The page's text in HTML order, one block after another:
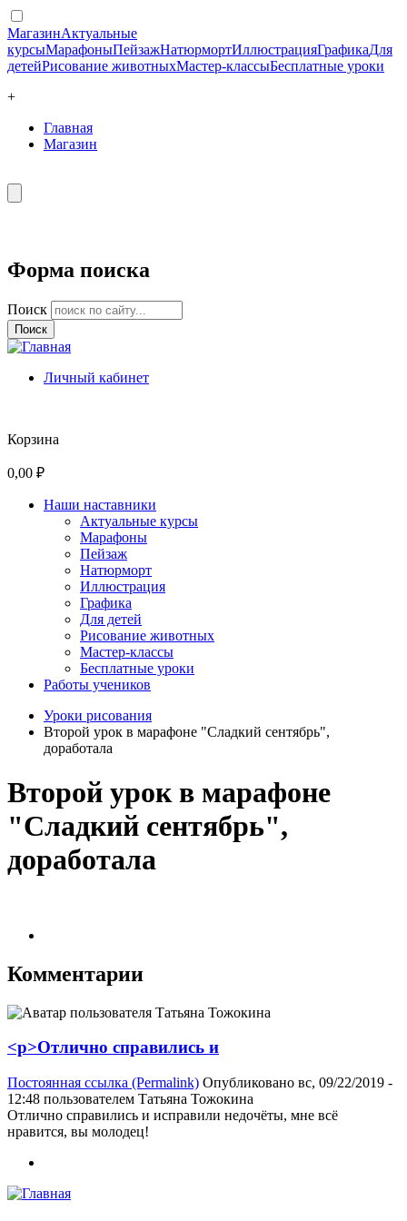
МагазинАктуальные
курсыМарафоныПейзажНатюрмортИллюстрацияГрафикаДля
детейРисование животныхМастер-классыБесплатные уроки
+
Главная
Магазин
Форма поиска
Поиск
Личный кабинет
Корзина
0,00 ₽
Наши наставники
Актуальные курсы
Марафоны
Пейзаж
Натюрморт
Иллюстрация
Графика
Для детей
Рисование животных
Мастер-классы
Бесплатные уроки
Работы учеников
Уроки рисования
Второй урок в марафоне "Сладкий сентябрь",
доработала
Второй урок в марафоне
"Сладкий сентябрь",
доработала
Комментарии
<p>Отлично справились и
Постоянная ссылка (Permalink) Опубликовано вс, 09/22/2019 -
12:48 пользователем Татьяна Тожокина
Отлично справились и исправили недочёты, мне всё
нравится, вы молодец!